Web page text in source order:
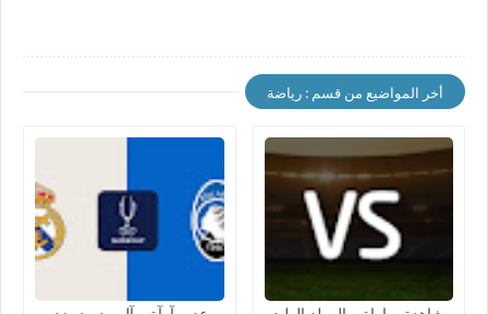
أخر المواضيع من قسم : رياضة